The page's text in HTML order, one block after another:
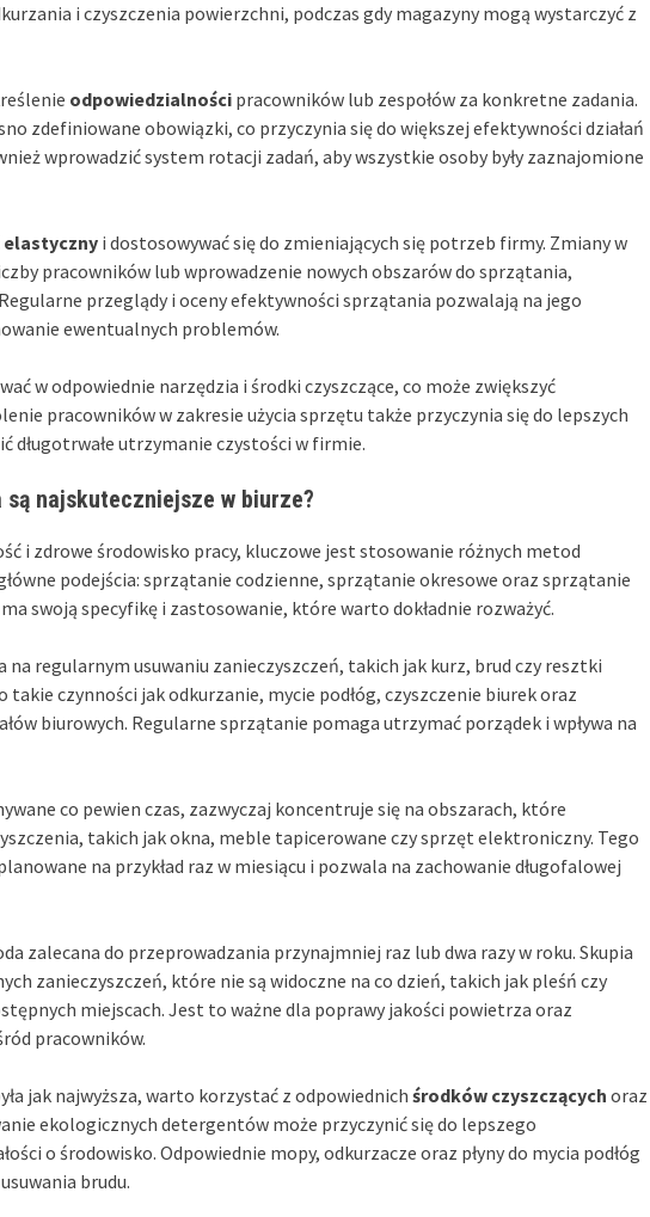
i czyszczenia powierzchni, podczas gdy magazyny mogą wystarczyć z
odpowiedzialności pracowników lub zespołów za konkretne zadania.
zdefiniowane obowiązki, co przyczynia się do większej efektywności działań
wprowadzić system rotacji zadań, aby wszystkie osoby były zaznajomione
elastyczny i dostosowywać się do zmieniających się potrzeb firmy. Zmiany w
pracowników lub wprowadzenie nowych obszarów do sprzątania,
przeglądy i oceny efektywności sprzątania pozwalają na jego
ewentualnych problemów.
w odpowiednie narzędzia i środki czyszczące, co może zwiększyć
pracowników w zakresie użycia sprzętu także przyczynia się do lepszych
długotrwałe utrzymanie czystości w firmie.
najskuteczniejsze w biurze?
i zdrowe środowisko pracy, kluczowe jest stosowanie różnych metod
podejścia: sprzątanie codzienne, sprzątanie okresowe oraz sprzątanie
swoją specyfikę i zastosowanie, które warto dokładnie rozważyć.
na regularnym usuwaniu zanieczyszczeń, takich jak kurz, brud czy resztki
takie czynności jak odkurzanie, mycie podłóg, czyszczenie biurek oraz
biurowych. Regularne sprzątanie pomaga utrzymać porządek i wpływa na
co pewien czas, zazwyczaj koncentruje się na obszarach, które
takich jak okna, meble tapicerowane czy sprzęt elektroniczny. Tego
na przykład raz w miesiącu i pozwala na zachowanie długofalowej
zalecana do przeprowadzania przynajmniej raz lub dwa razy w roku. Skupia
zanieczyszczeń, które nie są widoczne na co dzień, takich jak pleśń czy
miejscach. Jest to ważne dla poprawy jakości powietrza oraz
pracowników.
jak najwyższa, warto korzystać z odpowiednich środków czyszczących oraz
ekologicznych detergentów może przyczynić się do lepszego
o środowisko. Odpowiednie mopy, odkurzacze oraz płyny do mycia podłóg
brudu.